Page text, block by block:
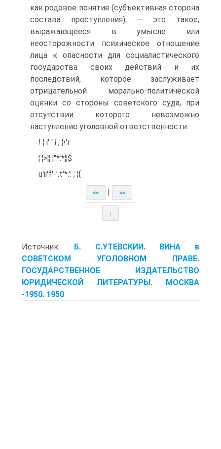
как родовое понятие (субъективная сторона
состава преступления), — это такое,
выражающееся в умысле или
неосторожности психическое отношение
лица к опасности для социалистического
государства своих действий и их
последствий, которое заслуживает
отрицательной морально-политической
оценки со стороны советского суда, при
отсутствии которого невозможно
наступление уголовной ответственности.
! ¦ i' ' i , ¦•'г
¦ ¦>¦¦ ¦"*:*¦¦$
u'ii'f'-'.t'*.': ; ¦{
<< >>
↑
Источник: Б. С.УТЕВСКИИ. ВИНА в
СОВЕТСКОМ УГОЛОВНОМ ПРАВЕ.
ГОСУДАРСТВЕННОЕ ИЗДАТЕЛЬСТВО
ЮРИДИЧЕСКОЙ ЛИТЕРАТУРЫ. МОСКВА
-1950. 1950